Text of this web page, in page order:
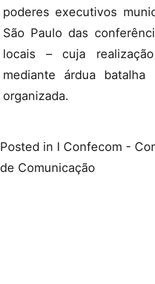
poderes executivos
São Paulo das
locais – cuja
mediante árdua
organizada.
Posted in I Confecom -
de Comunicação